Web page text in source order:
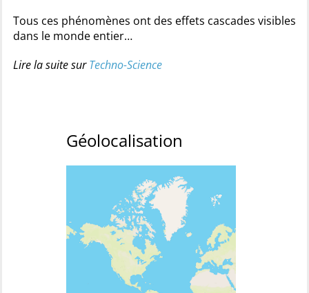
Tous ces phénomènes ont des effets cascades visibles
dans le monde entier…
Lire la suite surTechno-Science
Géolocalisation